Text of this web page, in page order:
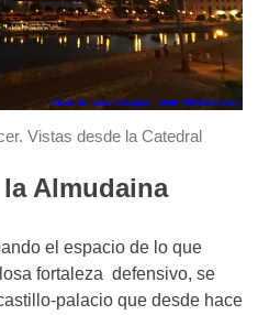
Vistas desde la Catedral
Almudaina
el espacio de lo que
fortaleza defensivo, se
palacio que desde hace